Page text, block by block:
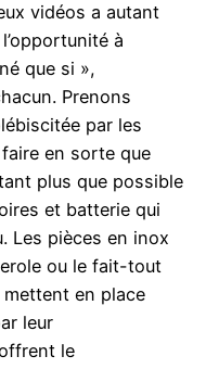
vidéos a autant
à
que si »,
Prenons
par les
en sorte que
plus que possible
et batterie qui
Les pièces en inox
ou le fait-tout
en place
leur
le